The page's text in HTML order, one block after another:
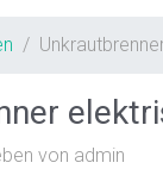
von admin